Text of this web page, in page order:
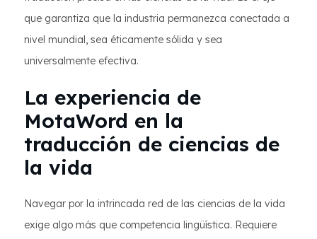
que garantiza que la industria permanezca conectada a
nivel mundial, sea éticamente sólida y sea
universalmente efectiva.
La experiencia de
MotaWord en la
traducción de ciencias de
la vida
Navegar por la intrincada red de las ciencias de la vida
exige algo más que competencia lingüística. Requiere